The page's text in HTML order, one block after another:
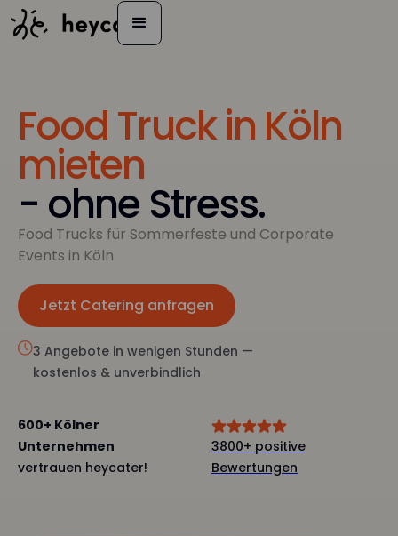
Food Truck in Köln
mieten
- ohne Stress.
Food Trucks für Sommerfeste und Corporate
Events in Köln
Jetzt Catering anfragen
Jetzt anfragen
3 Angebote in wenigen Stunden —
kostenlos & unverbindlich
600+ Kölner
Unternehmen
vertrauen heycater!
3800+ positive
Bewertungen